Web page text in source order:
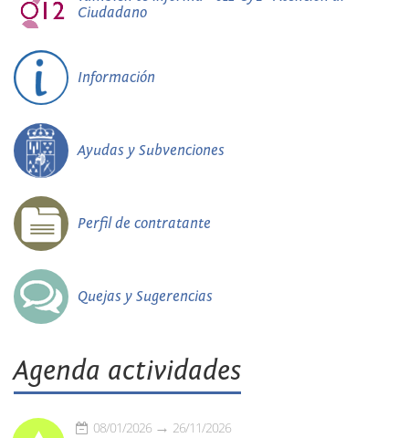
Ciudadano
Información
Ayudas y Subvenciones
Perfil de contratante
Quejas y Sugerencias
Agenda actividades
08/01/2026 26/11/2026